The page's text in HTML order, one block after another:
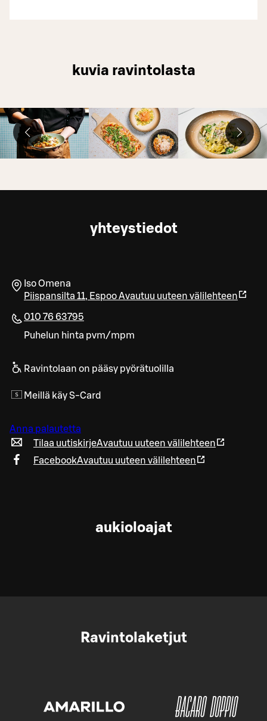
kuvia ravintolasta
yhteystiedot
Iso Omena
Piispansilta 11, EspooAvautuu uuteen välilehteen
010 76 63795
Puhelun hinta pvm/mpm
Ravintolaan on pääsy pyörätuolilla
Meillä käy S-Card
Anna palautetta
Tilaa uutiskirjeAvautuu uuteen välilehteen
FacebookAvautuu uuteen välilehteen
aukioloajat
Ravintolaketjut